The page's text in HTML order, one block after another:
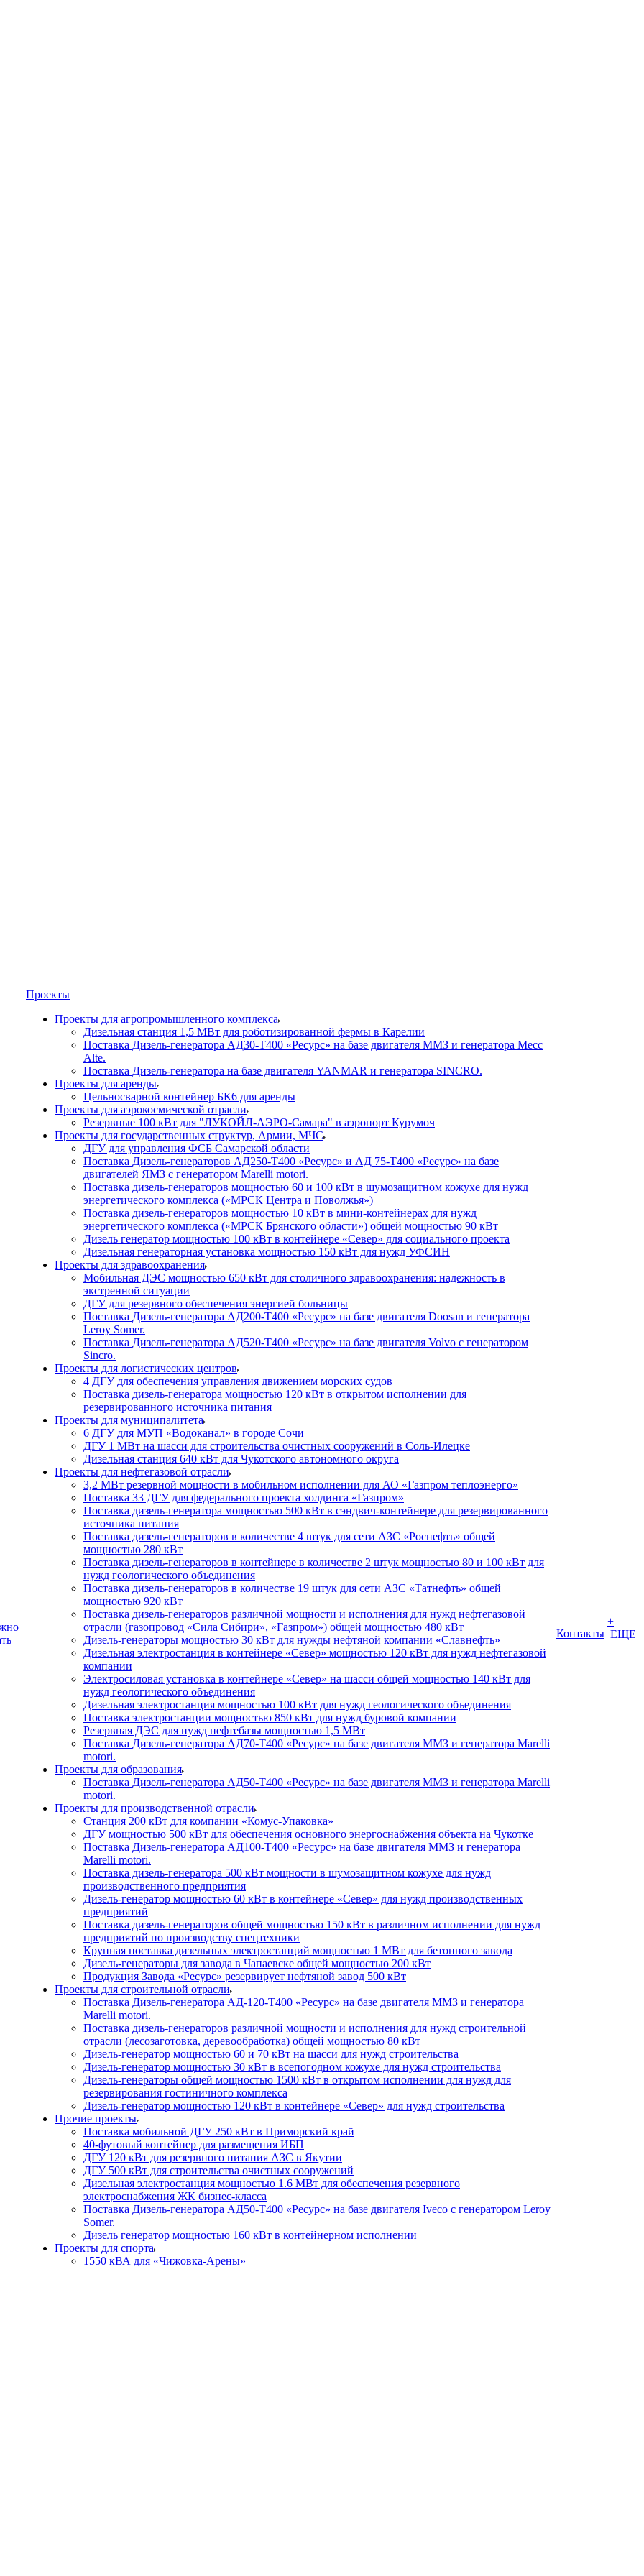
Проекты
Проекты для агропромышленного комплекса
Дизельная станция 1,5 МВт для роботизированной фермы в Карелии
Поставка Дизель-генератора АД30-Т400 «Ресурс» на базе двигателя ММЗ и генератора Mecc
Alte.
Поставка Дизель-генератора на базе двигателя YANMAR и генератора SINCRO.
Проекты для аренды
Цельносварной контейнер БК6 для аренды
Проекты для аэрокосмической отрасли
Резервные 100 кВт для "ЛУКОЙЛ-АЭРО-Самара" в аэропорт Курумоч
Проекты для государственных структур, Армии, МЧС
ДГУ для управления ФСБ Самарской области
Поставка Дизель-генераторов АД250-Т400 «Ресурс» и АД 75-Т400 «Ресурс» на базе
двигателей ЯМЗ с генератором Marelli motori.
Поставка дизель-генераторов мощностью 60 и 100 кВт в шумозащитном кожухе для нужд
энергетического комплекса («МРСК Центра и Поволжья»)
Поставка дизель-генераторов мощностью 10 кВт в мини-контейнерах для нужд
энергетического комплекса («МРСК Брянского области») общей мощностью 90 кВт
Дизель генератор мощностью 100 кВт в контейнере «Север» для социального проекта
Дизельная генераторная установка мощностью 150 кВт для нужд УФСИН
Проекты для здравоохранения
Мобильная ДЭС мощностью 650 кВт для столичного здравоохранения: надежность в
экстренной ситуации
ДГУ для резервного обеспечения энергией больницы
Поставка Дизель-генератора АД200-Т400 «Ресурс» на базе двигателя Doosan и генератора
Leroy Somer.
Поставка Дизель-генератора АД520-Т400 «Ресурс» на базе двигателя Volvo с генератором
Sincro.
Проекты для логистических центров
4 ДГУ для обеспечения управления движением морских судов
Поставка дизель-генератора мощностью 120 кВт в открытом исполнении для
резервированного источника питания
Проекты для муниципалитета
6 ДГУ для МУП «Водоканал» в городе Сочи
ДГУ 1 МВт на шасси для строительства очистных сооружений в Соль-Илецке
Дизельная станция 640 кВт для Чукотского автономного округа
Проекты для нефтегазовой отрасли
3,2 МВт резервной мощности в мобильном исполнении для АО «Газпром теплоэнерго»
Поставка 33 ДГУ для федерального проекта холдинга «Газпром»
Поставка дизель-генератора мощностью 500 кВт в сэндвич-контейнере для резервированного
источника питания
Поставка дизель-генераторов в количестве 4 штук для сети АЗС «Роснефть» общей
мощностью 280 кВт
Поставка дизель-генераторов в контейнере в количестве 2 штук мощностью 80 и 100 кВт для
нужд геологического объединения
Поставка дизель-генераторов в количестве 19 штук для сети АЗС «Татнефть» общей
мощностью 920 кВт
Поставка дизель-генераторов различной мощности и исполнения для нужд нефтегазовой
отрасли (газопровод «Сила Сибири», «Газпром») общей мощностью 480 кВт
Дизель-генераторы мощностью 30 кВт для нужды нефтяной компании «Славнефть»
Дизельная электростанция в контейнере «Север» мощностью 120 кВт для нужд нефтегазовой
компании
Электросиловая установка в контейнере «Север» на шасси общей мощностью 140 кВт для
нужд геологического объединения
Дизельная электростанция мощностью 100 кВт для нужд геологического объединения
Поставка электростанции мощностью 850 кВт для нужд буровой компании
Резервная ДЭС для нужд нефтебазы мощностью 1,5 МВт
Поставка Дизель-генератора АД70-Т400 «Ресурс» на базе двигателя ММЗ и генератора Marelli
motori.
Проекты для образования
Поставка Дизель-генератора АД50-Т400 «Ресурс» на базе двигателя ММЗ и генератора Marelli
motori.
Проекты для производственной отрасли
Станция 200 кВт для компании «Комус-Упаковка»
ДГУ мощностью 500 кВт для обеспечения основного энергоснабжения объекта на Чукотке
Поставка Дизель-генератора АД100-Т400 «Ресурс» на базе двигателя ММЗ и генератора
Marelli motori.
Поставка дизель-генератора 500 кВт мощности в шумозащитном кожухе для нужд
производственного предприятия
Дизель-генератор мощностью 60 кВт в контейнере «Север» для нужд производственных
предприятий
Поставка дизель-генераторов общей мощностью 150 кВт в различном исполнении для нужд
предприятий по производству спецтехники
Крупная поставка дизельных электростанций мощностью 1 МВт для бетонного завода
Дизель-генераторы для завода в Чапаевске общей мощностью 200 кВт
Продукция Завода «Ресурс» резервирует нефтяной завод 500 кВт
Проекты для строительной отрасли
Поставка Дизель-генератора АД-120-Т400 «Ресурс» на базе двигателя ММЗ и генератора
Marelli motori.
Поставка дизель-генераторов различной мощности и исполнения для нужд строительной
отрасли (лесозаготовка, деревообработка) общей мощностью 80 кВт
Дизель-генератор мощностью 60 и 70 кВт на шасси для нужд строительства
Дизель-генератор мощностью 30 кВт в всепогодном кожухе для нужд строительства
Дизель-генераторы общей мощностью 1500 кВт в открытом исполнении для нужд для
резервирования гостиничного комплекса
Дизель-генератор мощностью 120 кВт в контейнере «Север» для нужд строительства
Прочие проекты
Поставка мобильной ДГУ 250 кВт в Приморский край
40-футовый контейнер для размещения ИБП
ДГУ 120 кВт для резервного питания АЗС в Якутии
ДГУ 500 кВт для строительства очистных сооружений
Дизельная электростанция мощностью 1.6 МВт для обеспечения резервного
электроснабжения ЖК бизнес-класса
Поставка Дизель-генератора АД50-Т400 «Ресурс» на базе двигателя Iveco с генератором Leroy
Somer.
Дизель генератор мощностью 160 кВт в контейнерном исполнении
Проекты для спорта
1550 кВА для «Чижовка-Арены»
Контакты
+
ЕЩЕ